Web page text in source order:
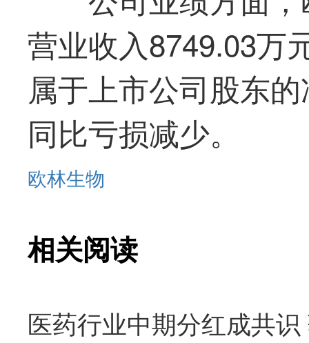
营业收入8749.03万
属于上市公司股东
同比亏损减少。
欧林生物
相关阅读
医药行业中期分红成共